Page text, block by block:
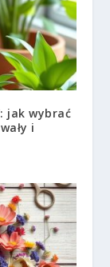
jak wybrać
i